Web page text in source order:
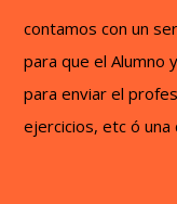
contamos con un
para que el Alumno
para enviar el
ejercicios, etc ó una